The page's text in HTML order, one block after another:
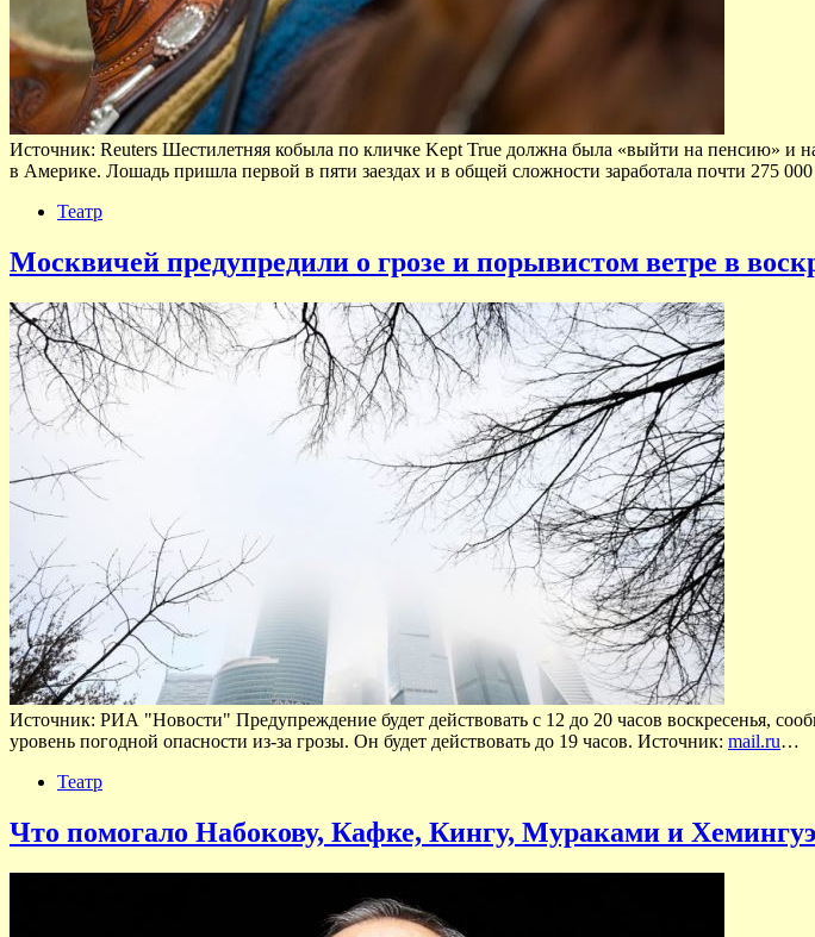
Источник: Reuters Шестилетняя кобыла по кличке Kept True должна была «выйти на пенсию» и
в Америке. Лошадь пришла первой в пяти заездах и в общей сложности заработала почти 275
Театр
Москвичей предупредили о грозе и порывистом ветре в
Источник: РИА "Новости" Предупреждение будет действовать с 12 до 20 часов воскресенья,
уровень погодной опасности из-за грозы. Он будет действовать до 19 часов. Источник: mail.ru…
Театр
Что помогало Набокову, Кафке, Кингу, Мураками и